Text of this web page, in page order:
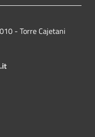
- Torre Cajetani